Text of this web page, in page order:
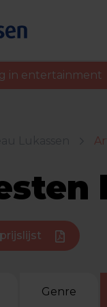
in entertainment
Genre